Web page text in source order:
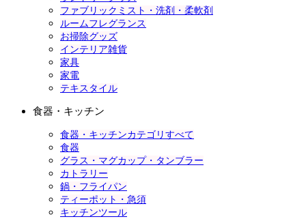
ファブリックミスト・洗剤・柔軟剤
ルームフレグランス
お掃除グッズ
インテリア雑貨
家具
家電
テキスタイル
食器・キッチン
食器・キッチンカテゴリすべて
食器
グラス・マグカップ・タンブラー
カトラリー
鍋・フライパン
ティーポット・急須
キッチンツール